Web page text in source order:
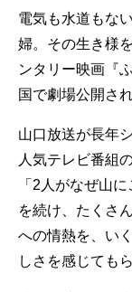
電気も水道もな
婦。その生き様
ンタリー映画『
国で劇場公開され
山口放送が長年
人気テレビ番組
「2人がなぜ山
を続け、たくさ
への情熱を、い
しさを感じても